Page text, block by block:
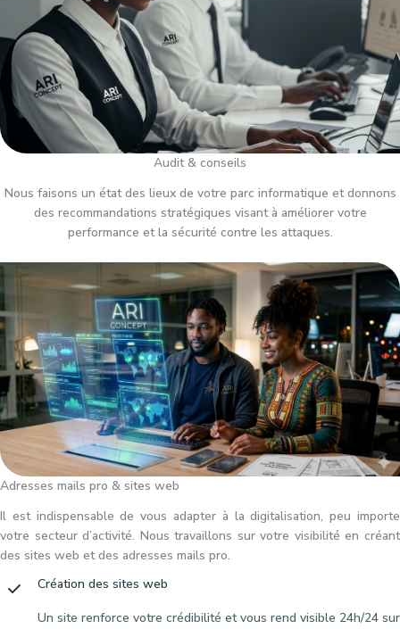
Audit & conseils
Nous faisons un état des lieux de votre parc informatique et donnons
des recommandations stratégiques visant à améliorer votre
performance et la sécurité contre les attaques.
Adresses mails pro & sites web
Il est indispensable de vous adapter à la digitalisation, peu importe
votre secteur d’activité. Nous travaillons sur votre visibilité en créant
des sites web et des adresses mails pro.
Création des sites web
Un site renforce votre crédibilité et vous rend visible 24h/24 sur